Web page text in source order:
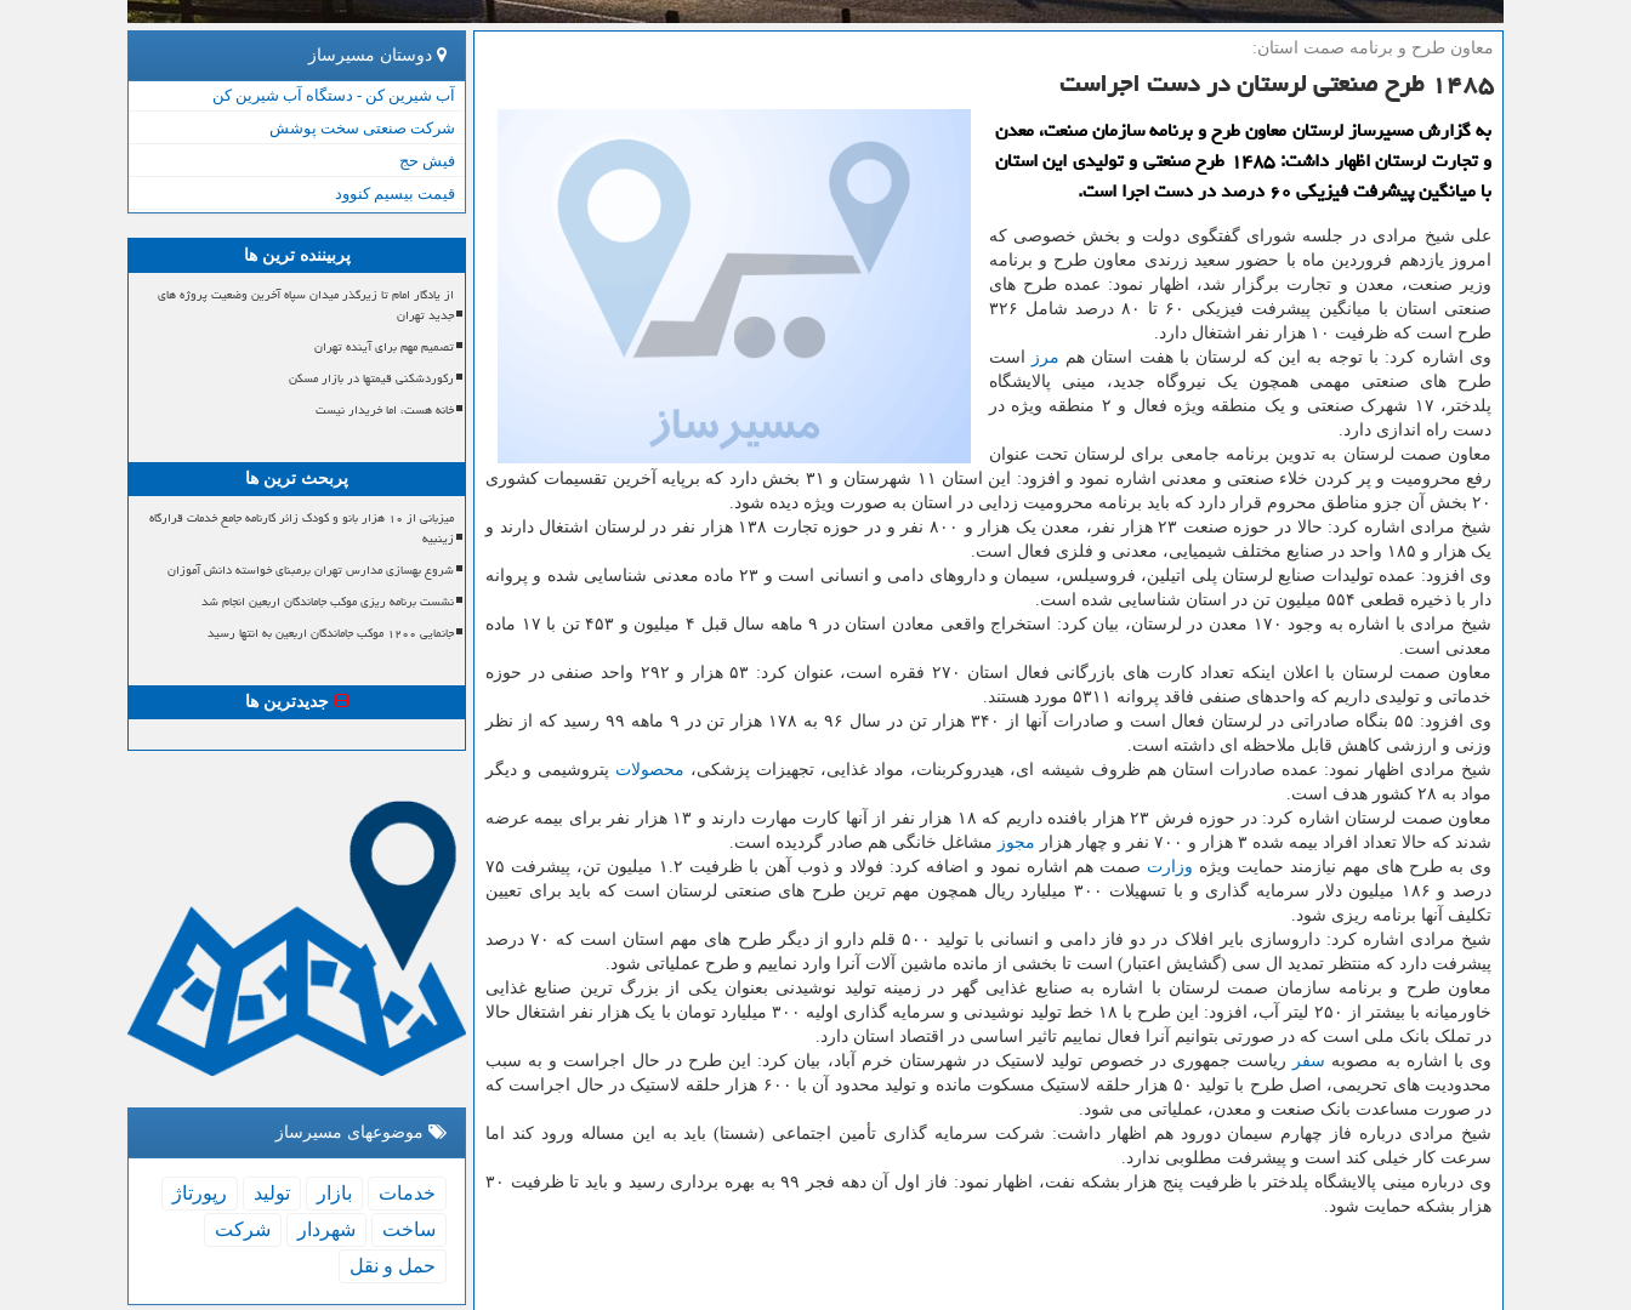
معاون طرح و برنامه صمت استان:
۱۴۸۵ طرح صنعتی لرستان در دست اجراست
به گزارش مسیرساز لرستان معاون طرح و برنامه سازمان صنعت، معدن
و تجارت لرستان اظهار داشت: ۱۴۸۵ طرح صنعتی و تولیدی این استان
با میانگین پیشرفت فیزیکی ۶۰ درصد در دست اجرا است.
علی شیخ مرادی در جلسه شورای گفتگوی دولت و بخش خصوصی که
امروز یازدهم فروردین ماه با حضور سعید زرندی معاون طرح و برنامه
وزیر صنعت، معدن و تجارت برگزار شد، اظهار نمود: عمده طرح های
صنعتی استان با میانگین پیشرفت فیزیکی ۶۰ تا ۸۰ درصد شامل ۳۲۶
طرح است که ظرفیت ۱۰ هزار نفر اشتغال دارد.
وی اشاره کرد: با توجه به این که لرستان با هفت استان هم مرز
است
طرح های صنعتی مهمی همچون یک نیروگاه جدید، مینی پالایشگاه
پلدختر، ۱۷ شهرک صنعتی و یک منطقه ویژه فعال و ۲ منطقه ویژه در
دست راه اندازی دارد.
معاون صمت لرستان به تدوین برنامه جامعی برای لرستان تحت عنوان
رفع محرومیت و پر کردن خلاء صنعتی و معدنی اشاره نمود و افزود: این استان ۱۱ شهرستان و ۳۱ بخش دارد که برپایه آخرین تقسیمات کشوری
۲۰ بخش آن جزو مناطق محروم قرار دارد که باید برنامه محرومیت زدایی در استان به صورت ویژه دیده شود.
شیخ مرادی اشاره کرد: حالا در حوزه صنعت ۲۳ هزار نفر، معدن یک هزار و ۸۰۰ نفر و در حوزه تجارت ۱۳۸ هزار نفر در لرستان اشتغال دارند و
یک هزار و ۱۸۵ واحد در صنایع مختلف شیمیایی، معدنی و فلزی فعال است.
وی افزود: عمده تولیدات صنایع لرستان پلی اتیلین، فروسیلس، سیمان و داروهای دامی و انسانی است و ۲۳ ماده معدنی شناسایی شده و پروانه
دار با ذخیره قطعی ۵۵۴ میلیون تن در استان شناسایی شده است.
شیخ مرادی با اشاره به وجود ۱۷۰ معدن در لرستان، بیان کرد: استخراج واقعی معادن استان در ۹ ماهه سال قبل ۴ میلیون و ۴۵۳ تن با ۱۷ ماده
معدنی است.
معاون صمت لرستان با اعلان اینکه تعداد کارت های بازرگانی فعال استان ۲۷۰ فقره است، عنوان کرد: ۵۳ هزار و ۲۹۲ واحد صنفی در حوزه
خدماتی و تولیدی داریم که واحدهای صنفی فاقد پروانه ۵۳۱۱ مورد هستند.
وی افزود: ۵۵ بنگاه صادراتی در لرستان فعال است و صادرات آنها از ۳۴۰ هزار تن در سال ۹۶ به ۱۷۸ هزار تن در ۹ ماهه ۹۹ رسید که از نظر
وزنی و ارزشی کاهش قابل ملاحظه ای داشته است.
شیخ مرادی اظهار نمود: عمده صادرات استان هم ظروف شیشه ای، هیدروکربنات، مواد غذایی، تجهیزات پزشکی، محصولات پتروشیمی و دیگر
مواد به ۲۸ کشور هدف است.
معاون صمت لرستان اشاره کرد: در حوزه فرش ۲۳ هزار بافنده داریم که ۱۸ هزار نفر از آنها کارت مهارت دارند و ۱۳ هزار نفر برای بیمه عرضه
شدند که حالا تعداد افراد بیمه شده ۳ هزار و ۷۰۰ نفر و چهار هزار
مجوز مشاغل خانگی هم صادر گردیده است.
وی به طرح های مهم نیازمند حمایت ویژه وزارت
صمت هم اشاره نمود و اضافه کرد: فولاد و ذوب آهن با ظرفیت ۱.۲ میلیون تن، پیشرفت ۷۵
درصد و ۱۸۶ میلیون دلار سرمایه گذاری و با تسهیلات ۳۰۰ میلیارد ریال همچون مهم ترین طرح های صنعتی لرستان است که باید برای تعیین
تکلیف آنها برنامه ریزی شود.
شیخ مرادی اشاره کرد: داروسازی بایر افلاک در دو فاز دامی و انسانی با تولید ۵۰۰ قلم دارو از دیگر طرح های مهم استان است که ۷۰ درصد
پیشرفت دارد که منتظر تمدید ال سی (گشایش اعتبار) است تا بخشی از مانده ماشین آلات آنرا وارد نماییم و طرح عملیاتی شود.
معاون طرح و برنامه سازمان صمت لرستان با اشاره به صنایع غذایی گهر در زمینه تولید نوشیدنی بعنوان یکی از بزرگ ترین صنایع غذایی
خاورمیانه با بیشتر از ۲۵۰ لیتر آب، افزود: این طرح با ۱۸ خط تولید نوشیدنی و سرمایه گذاری اولیه ۳۰۰ میلیارد تومان با یک هزار نفر اشتغال حالا
در تملک بانک ملی است که در صورتی بتوانیم آنرا فعال نماییم تاثیر اساسی در اقتصاد استان دارد.
وی با اشاره به مصوبه سفر
ریاست جمهوری در خصوص تولید لاستیک در شهرستان خرم آباد، بیان کرد: این طرح در حال اجراست و به سبب
محدودیت های تحریمی، اصل طرح با تولید ۵۰ هزار حلقه لاستیک مسکوت مانده و تولید محدود آن با ۶۰۰ هزار حلقه لاستیک در حال اجراست که
در صورت مساعدت بانک صنعت و معدن، عملیاتی می شود.
شیخ مرادی درباره فاز چهارم سیمان دورود هم اظهار داشت: شرکت سرمایه گذاری تأمین اجتماعی (شستا) باید به این مساله ورود کند اما
سرعت کار خیلی کند است و پیشرفت مطلوبی ندارد.
وی درباره مینی پالایشگاه پلدختر با ظرفیت پنج هزار بشکه نفت، اظهار نمود: فاز اول آن دهه فجر ۹۹ به بهره برداری رسید و باید تا ظرفیت ۳۰
هزار بشکه حمایت شود.
دوستان مسیرساز
آب شیرین کن - دستگاه آب شیرین کن
شرکت صنعتی سخت پوشش
فیش حج
قیمت بیسیم کنوود
پربیننده ترین ها
از یادگار امام تا زیرگذر میدان سپاه آخرین وضعیت پروژه های
جدید تهران
تصمیم مهم برای آینده تهران
رکوردشکنی قیمتها در بازار مسکن
خانه هست، اما خریدار نیست
پربحث ترین ها
میزبانی از ۱۰ هزار بانو و کودک زائر کارنامه جامع خدمات قرارگاه
زینبیه
شروع بهسازی مدارس تهران برمبنای خواسته دانش آموزان
نشست برنامه ریزی موکب جاماندگان اربعین انجام شد
جانمایی ۱۲۰۰ موکب جاماندگان اربعین به انتها رسید
جدیدترین ها
موضوعهای مسیرساز
خدمات بازار تولید
رپورتاژ
ساخت
شهردار
شركت
حمل و نقل